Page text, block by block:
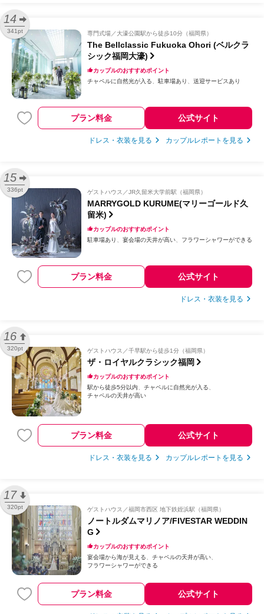
14
341pt 専門式場 大濠公園駅から徒歩10分（福岡県）
The Bellclassic Fukuoka Ohori (ベルクラ
シック福岡大濠)
カップルのおすすめポイント
チャペルに自然光が入る
駐車場あり 送迎サービスあり
プラン料金 公式サイト
ドレス・衣装を見る カップルレポートを見る
15
336pt ゲストハウス JR久留米大学前駅（福岡県）
MARRYGOLD KURUME(マリーゴールド久
留米)
カップルのおすすめポイント
駐車場あり
宴会場の天井が高い フラワーシャワーができる
プラン料金 公式サイト
ドレス・衣装を見る
16
320pt ゲストハウス 千早駅から徒歩1分（福岡県）
ザ・ロイヤルクラシック福岡
カップルのおすすめポイント
駅から徒歩5分以内
チャペルに自然光が入る
チャペルの天井が高い
プラン料金 公式サイト
ドレス・衣装を見る カップルレポートを見る
17
320pt ゲストハウス 福岡市西区 地下鉄姪浜駅（福岡県）
ノートルダムマリノア/FIVESTAR WEDDIN
G
カップルのおすすめポイント
宴会場から海が見える
チャペルの天井が高い
フラワーシャワーができる
プラン料金 公式サイト